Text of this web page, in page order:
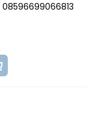
08596699066813